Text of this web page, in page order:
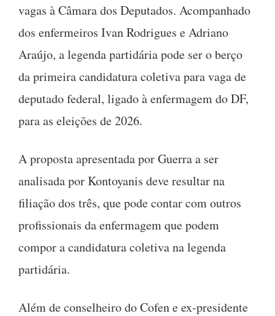
vagas à Câmara dos Deputados. Acompanhado
dos enfermeiros Ivan Rodrigues e Adriano
Araújo, a legenda partidária pode ser o berço
da primeira candidatura coletiva para vaga de
deputado federal, ligado à enfermagem do DF,
para as eleições de 2026.
A proposta apresentada por Guerra a ser
analisada por Kontoyanis deve resultar na
filiação dos três, que pode contar com outros
profissionais da enfermagem que podem
compor a candidatura coletiva na legenda
partidária.
Além de conselheiro do Cofen e ex-presidente